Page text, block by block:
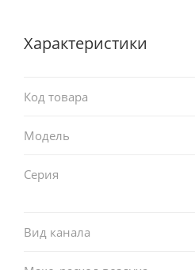
Характеристики
Код товара
Модель
Серия
Вид канала